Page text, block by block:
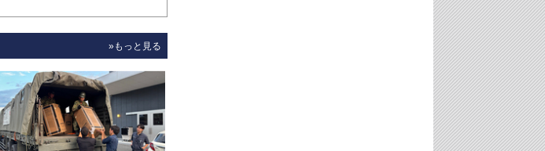
»もっと見る